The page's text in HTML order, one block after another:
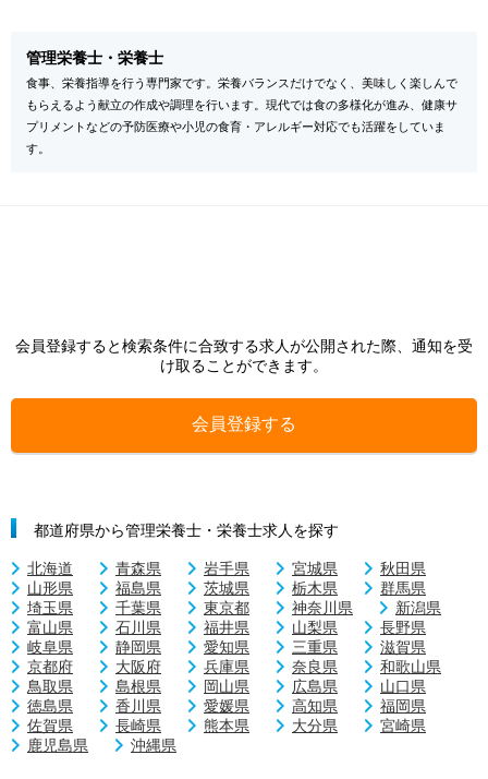
管理栄養士・栄養士
食事、栄養指導を行う専門家です。栄養バランスだけでなく、美味しく楽しんで
もらえるよう献立の作成や調理を行います。現代では食の多様化が進み、健康サ
プリメントなどの予防医療や小児の食育・アレルギー対応でも活躍をしていま
す。
会員登録すると検索条件に合致する求人が公開された際、通知を受
け取ることができます。
会員登録する
都道府県から管理栄養士・栄養士求人を探す
北海道 青森県 岩手県 宮城県
秋田県
山形県
福島県 茨城県 栃木県
群馬県
埼玉県
千葉県 東京都 神奈川県
新潟県
富山県
石川県 福井県 山梨県
長野県
岐阜県
静岡県 愛知県 三重県
滋賀県
京都府
大阪府 兵庫県 奈良県
和歌山県
鳥取県
島根県 岡山県 広島県
山口県
徳島県
香川県 愛媛県 高知県
福岡県
佐賀県
長崎県 熊本県 大分県
宮崎県
鹿児島県
沖縄県